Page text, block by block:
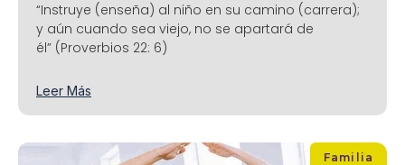
“Instruye (enseña) al niño en su camino (carrera);
y aún cuando sea viejo, no se apartará de
él” (Proverbios 22: 6)
Leer Más
Familia